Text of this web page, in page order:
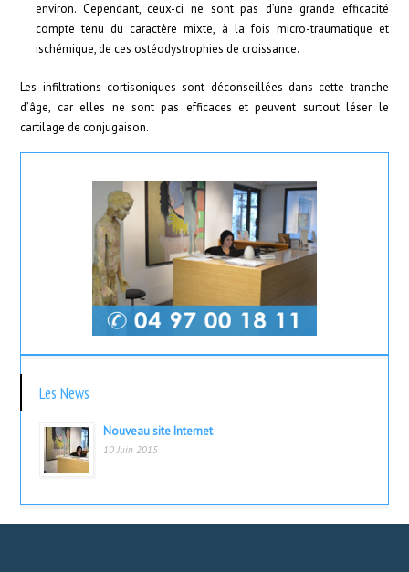
environ. Cependant, ceux-ci ne sont pas d’une grande efficacité
compte tenu du caractère mixte, à la fois micro-traumatique et
ischémique, de ces ostéodystrophies de croissance.
Les infiltrations cortisoniques sont déconseillées dans cette tranche
d’âge, car elles ne sont pas efficaces et peuvent surtout léser le
cartilage de conjugaison.
Les News
Nouveau site Internet
10 Juin 2015